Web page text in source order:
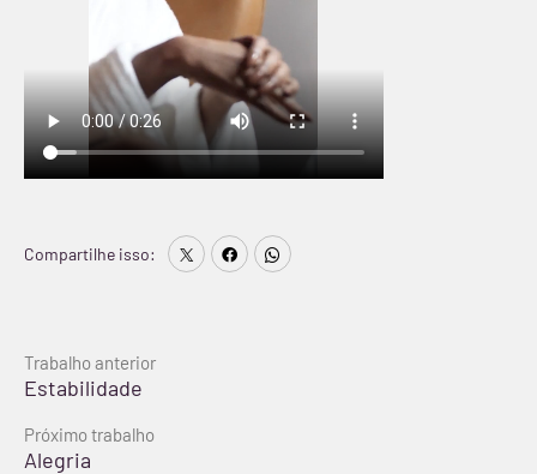
Continue
lendo
Trabalho anterior
Estabilidade
Próximo trabalho
Alegria
Compartilhe isso: